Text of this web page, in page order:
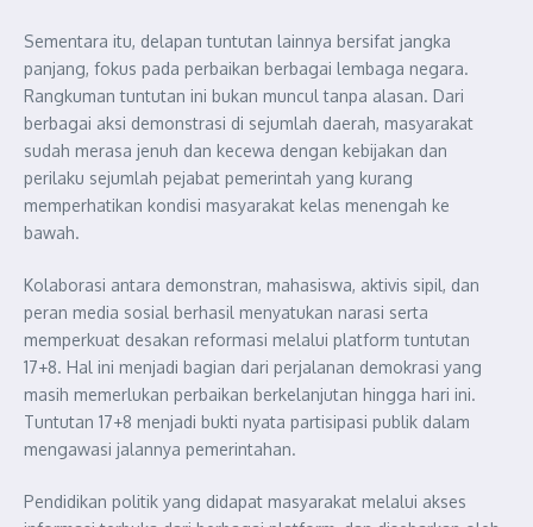
Sementara itu, delapan tuntutan lainnya bersifat jangka
panjang, fokus pada perbaikan berbagai lembaga negara.
Rangkuman tuntutan ini bukan muncul tanpa alasan. Dari
berbagai aksi demonstrasi di sejumlah daerah, masyarakat
sudah merasa jenuh dan kecewa dengan kebijakan dan
perilaku sejumlah pejabat pemerintah yang kurang
memperhatikan kondisi masyarakat kelas menengah ke
bawah.
Kolaborasi antara demonstran, mahasiswa, aktivis sipil, dan
peran media sosial berhasil menyatukan narasi serta
memperkuat desakan reformasi melalui platform tuntutan
17+8. Hal ini menjadi bagian dari perjalanan demokrasi yang
masih memerlukan perbaikan berkelanjutan hingga hari ini.
Tuntutan 17+8 menjadi bukti nyata partisipasi publik dalam
mengawasi jalannya pemerintahan.
Pendidikan politik yang didapat masyarakat melalui akses